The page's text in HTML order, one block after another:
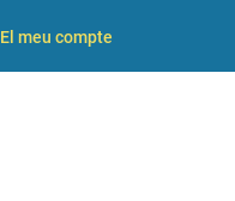
El meu compte